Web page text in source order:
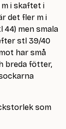
i skaftet i
det fler m i
men smala
stl 39/40
har små
breda fötter,
som